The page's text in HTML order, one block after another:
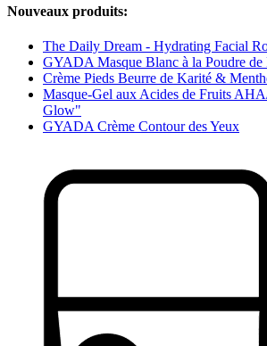
Nouveaux produits:
The Daily Dream - Hydrating Facial
GYADA Masque Blanc à la Poudre de
Crème Pieds Beurre de Karité &
Masque-Gel aux Acides de Fruits
Glow"
GYADA Crème Contour des Yeux